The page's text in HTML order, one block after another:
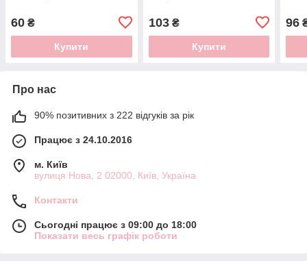
60 ₴
Купити
103₴
Купити
96
Про нас
90% позитивних з 222 відгуків за рік
Працює з 24.10.2016
м. Київ
вулиця Нова, 2 02000, Київ, Україна
Контакти
Сьогодні працює з 09:00 до 18:00
Показати весь графік роботи